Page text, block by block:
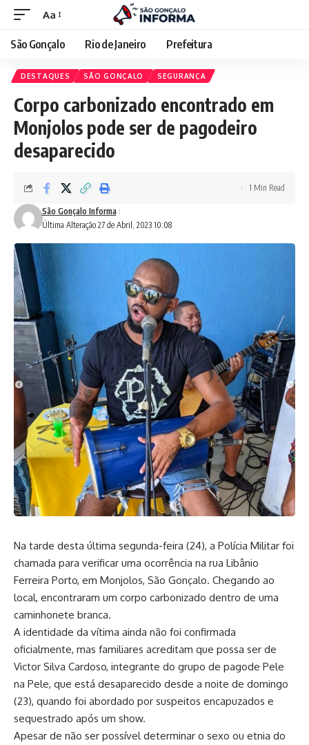
Aa
São Gonçalo Rio de Janeiro Prefeitura
DESTAQUES SÃO GONÇALO SEGURANÇA
Corpo carbonizado encontrado em
Monjolos pode ser de pagodeiro
desaparecido
Última Alteração 27 de Abril, 2023 10:08
São Gonçalo Informa
1 Min Read
Na tarde desta última segunda-feira (24), a Polícia Militar foi
chamada para verificar uma ocorrência na rua Libânio
Ferreira Porto, em Monjolos, São Gonçalo. Chegando ao
local, encontraram um corpo carbonizado dentro de uma
caminhonete branca.
A identidade da vítima ainda não foi confirmada
oficialmente, mas familiares acreditam que possa ser de
Victor Silva Cardoso, integrante do grupo de pagode Pele
na Pele, que está desaparecido desde a noite de domingo
(23), quando foi abordado por suspeitos encapuzados e
sequestrado após um show.
Apesar de não ser possível determinar o sexo ou etnia do